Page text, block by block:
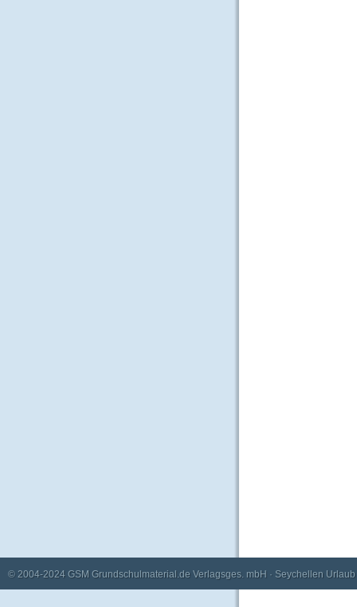
© 2004-2024 GSM Grundschulmaterial.de Verlagsges. mbH · Seychellen Urlaub